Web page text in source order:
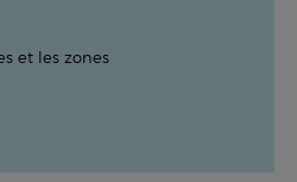
et les zones